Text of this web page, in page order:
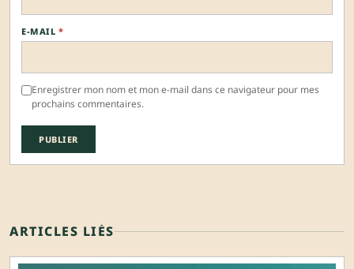
E-MAIL *
Enregistrer mon nom et mon e-mail dans ce navigateur pour mes
prochains commentaires.
ARTICLES LIÉS